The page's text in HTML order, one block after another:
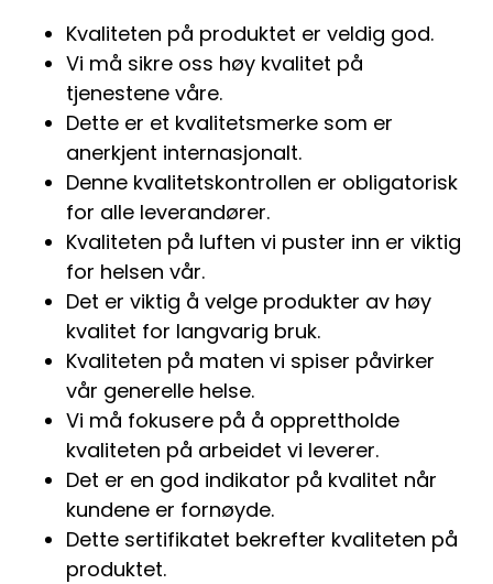
Kvaliteten på produktet er veldig god.
Vi må sikre oss høy kvalitet på
tjenestene våre.
Dette er et kvalitetsmerke som er
anerkjent internasjonalt.
Denne kvalitetskontrollen er obligatorisk
for alle leverandører.
Kvaliteten på luften vi puster inn er viktig
for helsen vår.
Det er viktig å velge produkter av høy
kvalitet for langvarig bruk.
Kvaliteten på maten vi spiser påvirker
vår generelle helse.
Vi må fokusere på å opprettholde
kvaliteten på arbeidet vi leverer.
Det er en god indikator på kvalitet når
kundene er fornøyde.
Dette sertifikatet bekrefter kvaliteten på
produktet.